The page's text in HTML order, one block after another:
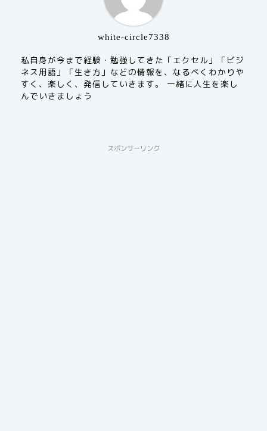
white-circle7338
私自身が今まで経験・勉強してきた「エクセル」「ビジ
ネス用語」「生き方」などの情報を、なるべくわかりや
すく、楽しく、発信していきます。 一緒に人生を楽し
んでいきましょう
スポンサーリンク